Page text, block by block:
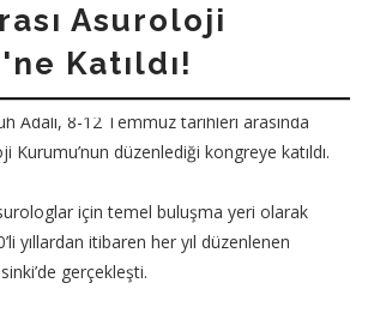
Asuroloji
Katıldı!
Fakültesi Tarih Bölümü Öğretim Üyesi
Adalı, 8-12 Temmuz tarihleri arasında
Kurumu’nun düzenlediği kongreye katıldı.
için temel buluşma yeri olarak
yıllardan itibaren her yıl düzenlenen
gerçekleşti.